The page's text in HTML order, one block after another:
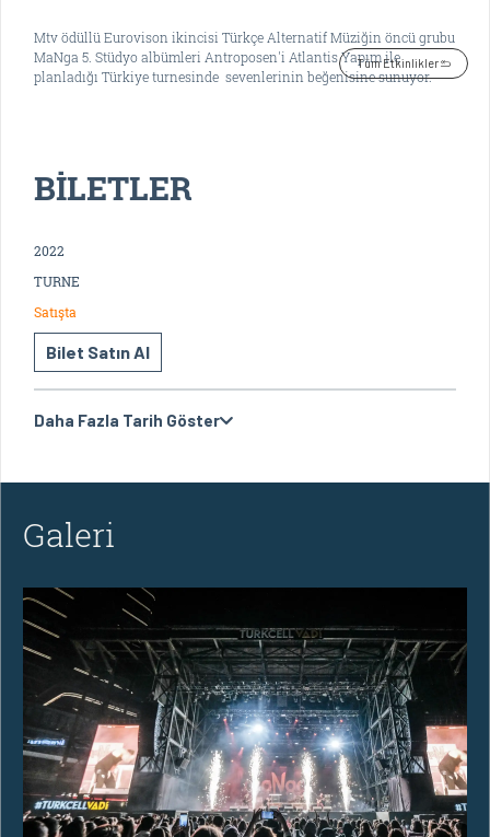
Tüm Etkinlikler
Mtv ödüllü Eurovison ikincisi Türkçe Alternatif Müziğin öncü grubu
MaNga 5. Stüdyo albümleri Antroposen'i Atlantis Yapım ile
planladığı Türkiye turnesinde sevenlerinin beğenisine sunuyor.
BİLETLER
2022
TURNE
Satışta
Bilet Satın Al
Daha Fazla Tarih Göster
Galeri